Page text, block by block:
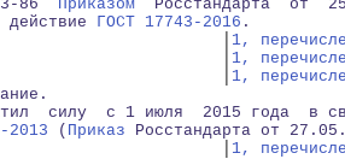
86 Приказом
Росстандарта  от
ГОСТ 17743-2016 .
│ 1,
1,
1,
силу  с 1 июля  2015 года  в
2013 ( Приказ Росстандарта от
│ 1,